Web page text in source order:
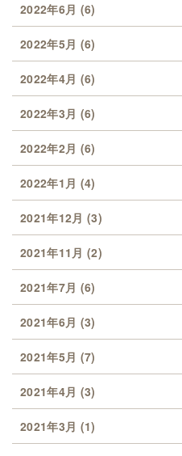
2022年6月 (6)
2022年5月 (6)
2022年4月 (6)
2022年3月 (6)
2022年2月 (6)
2022年1月 (4)
2021年12月 (3)
2021年11月 (2)
2021年7月 (6)
2021年6月 (3)
2021年5月 (7)
2021年4月 (3)
2021年3月 (1)